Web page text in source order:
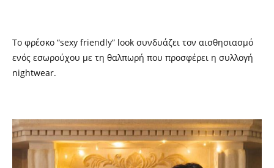
Το φρέσκο “sexy friendly” look συνδυάζει τον αισθησιασμό
ενός εσωρούχου με τη θαλπωρή που προσφέρει η συλλογή
nightwear.